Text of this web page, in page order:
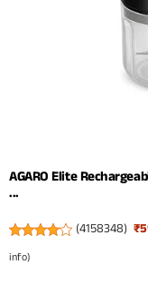
AGARO Elite
...
(4158348)
info)